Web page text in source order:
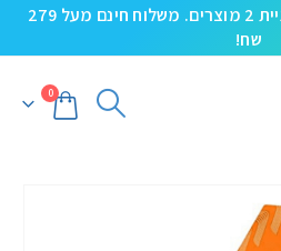
5% הנחה קופון TAKE5 בקניית 2 מוצרים. משלוח חינם מעל 279
שח!
0